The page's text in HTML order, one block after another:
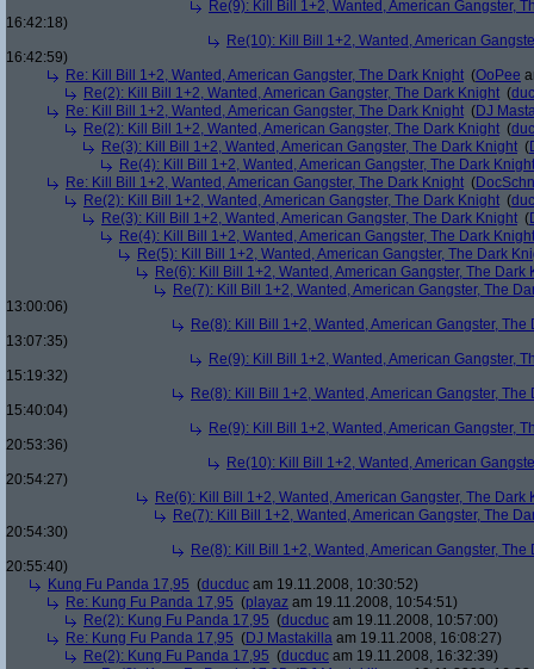
Re(9): Kill Bill 1+2, Wanted, American Gangster,
16:42:18)
Re(10): Kill Bill 1+2, Wanted, American
16:42:59)
Re: Kill Bill 1+2, Wanted, American Gangster, The Dark Knight (OoPee
Re(2): Kill Bill 1+2, Wanted, American Gangster, The Dark Knight (
Re: Kill Bill 1+2, Wanted, American Gangster, The Dark Knight (DJ
Re(2): Kill Bill 1+2, Wanted, American Gangster, The Dark Knight (
Re(3): Kill Bill 1+2, Wanted, American Gangster, The Dark Knight (
Re(4): Kill Bill 1+2, Wanted, American Gangster, The Dark Knight
Re: Kill Bill 1+2, Wanted, American Gangster, The Dark Knight (
Re(2): Kill Bill 1+2, Wanted, American Gangster, The Dark Knight (
Re(3): Kill Bill 1+2, Wanted, American Gangster, The Dark Knight (
Re(4): Kill Bill 1+2, Wanted, American Gangster, The Dark Knight
Re(5): Kill Bill 1+2, Wanted, American Gangster, The Dark
Re(6): Kill Bill 1+2, Wanted, American Gangster, The Dark
Re(7): Kill Bill 1+2, Wanted, American Gangster, The
13:00:06)
Re(8): Kill Bill 1+2, Wanted, American Gangster, The
13:07:35)
Re(9): Kill Bill 1+2, Wanted, American Gangster,
15:19:32)
Re(8): Kill Bill 1+2, Wanted, American Gangster, The
15:40:04)
Re(9): Kill Bill 1+2, Wanted, American Gangster,
20:53:36)
Re(10): Kill Bill 1+2, Wanted, American
20:54:27)
Re(6): Kill Bill 1+2, Wanted, American Gangster, The Dark
Re(7): Kill Bill 1+2, Wanted, American Gangster, The
20:54:30)
Re(8): Kill Bill 1+2, Wanted, American Gangster, The
20:55:40)
Kung Fu Panda 17,95 (ducduc am 19.11.2008, 10:30:52)
Re: Kung Fu Panda 17,95 (playaz am 19.11.2008, 10:54:51)
Re(2): Kung Fu Panda 17,95 (ducduc am 19.11.2008, 10:57:00)
Re: Kung Fu Panda 17,95 (DJ Mastakilla am 19.11.2008, 16:08:27)
Re(2): Kung Fu Panda 17,95 (ducduc am 19.11.2008, 16:32:39)